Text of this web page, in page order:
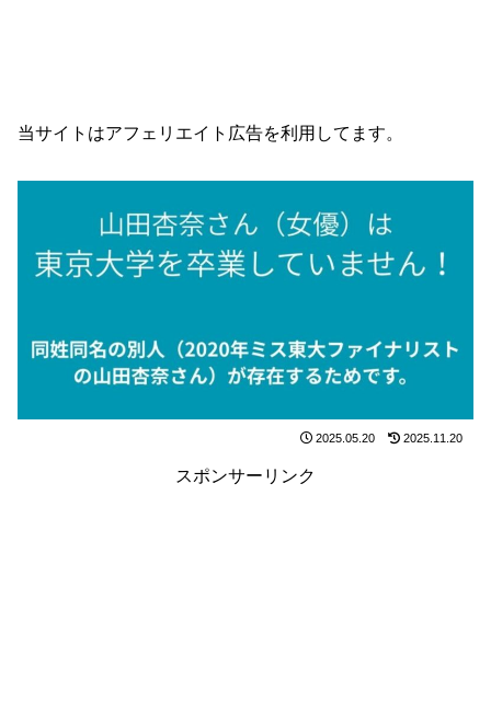
当サイトはアフェリエイト広告を利用してます。
2025.05.20 2025.11.20
スポンサーリンク